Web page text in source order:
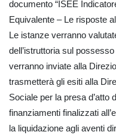
documento “ISEE
Equivalente – Le risposte
Le istanze verranno
dell’istruttoria sul
verranno inviate alla
trasmetterà gli esiti alla
Sociale per la presa d’atto
finanziamenti finalizzati
la liquidazione agli aventi